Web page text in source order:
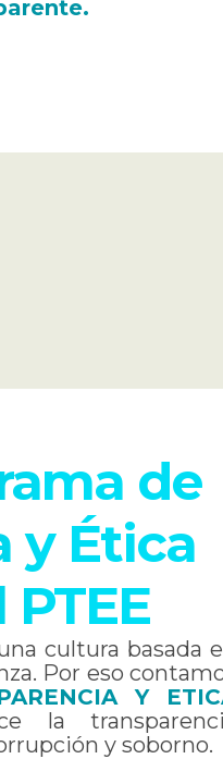
de
y Ética
cultura basada
Por eso
Y
la
y soborno.